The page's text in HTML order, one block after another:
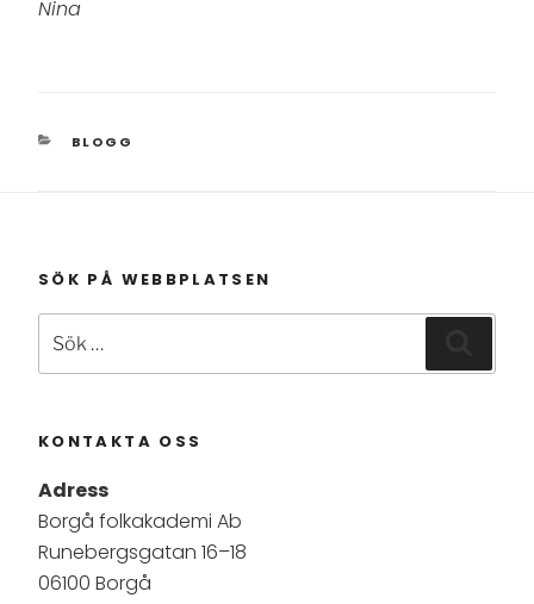
Nina
KATEGORIER
BLOGG
SÖK PÅ WEBBPLATSEN
efter:
KONTAKTA OSS
Adress
Borgå folkakademi Ab
Runebergsgatan 16–18
06100 Borgå